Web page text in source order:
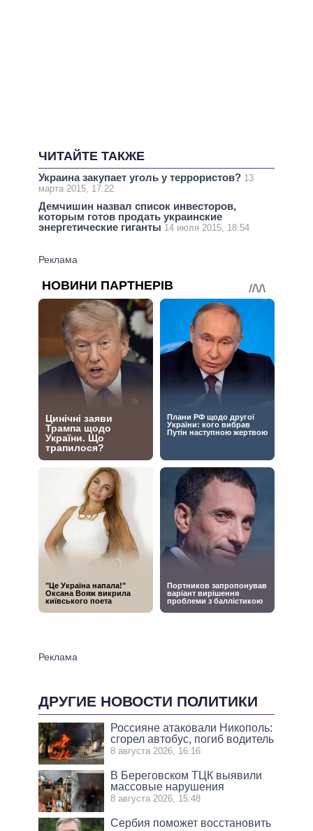
ЧИТАЙТЕ ТАКЖЕ
Украина закупает уголь у террористов? 13
марта 2015, 17:22
Демчишин назвал список инвесторов,
которым готов продать украинские
энергетические гиганты 14 июля 2015, 18:54
ДРУГИЕ НОВОСТИ ПОЛИТИКИ
Россияне атаковали Никополь:
сгорел автобус, погиб водитель
8 августа 2026, 16:16
В Береговском ТЦК выявили
массовые нарушения
8 августа 2026, 15:48
Сербия поможет восстановить